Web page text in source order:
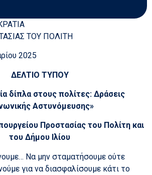
ΤΟΥ ΠΟΛΙΤΗ
2025
ΔΕΛΤΙΟ ΤΥΠΟΥ
δίπλα στους πολίτες: Δράσεις
Αστυνόμευσης»
Προστασίας του Πολίτη και
του Δήμου Ιλίου
Να μην σταματήσουμε ούτε
για να διασφαλίσουμε κάτι το